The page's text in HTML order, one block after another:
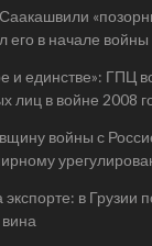
его в начале войны
и единстве»: ГПЦ
лиц в войне 2008
войны с
в Грузии